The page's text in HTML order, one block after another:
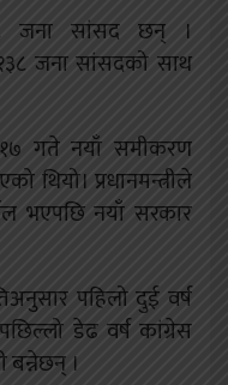
जना सांसद छन् ।
१३८ जना सांसदको साथ
गते नयाँ समीकरण
थियो। प्रधानमन्त्रीले
भएपछि नयाँ सरकार
पहिलो दुई वर्ष
डेढ वर्ष कांग्रेस
बन्नेछन् ।